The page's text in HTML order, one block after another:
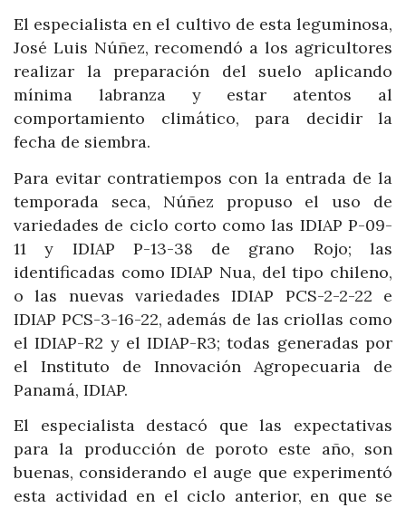
El especialista en el cultivo de esta leguminosa,
José Luis Núñez, recomendó a los agricultores
realizar la preparación del suelo aplicando
mínima labranza y estar atentos al
comportamiento climático, para decidir la
fecha de siembra.
Para evitar contratiempos con la entrada de la
temporada seca, Núñez propuso el uso de
variedades de ciclo corto como las IDIAP P-09-
11 y IDIAP P-13-38 de grano Rojo; las
identificadas como IDIAP Nua, del tipo chileno,
o las nuevas variedades IDIAP PCS-2-2-22 e
IDIAP PCS-3-16-22, además de las criollas como
el IDIAP-R2 y el IDIAP-R3; todas generadas por
el Instituto de Innovación Agropecuaria de
Panamá, IDIAP.
El especialista destacó que las expectativas
para la producción de poroto este año, son
buenas, considerando el auge que experimentó
esta actividad en el ciclo anterior, en que se